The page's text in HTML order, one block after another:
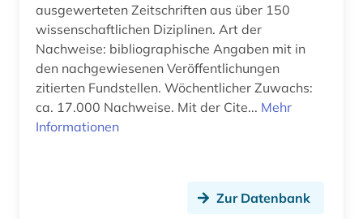
autorin (1)
außenpolitik (7)
außenwirtschaft (1)
ausgewerteten Zeitschriften aus über 150
wissenschaftlichen Diziplinen. Art der
Nachweise: bibliographische Angaben mit in
den nachgewiesenen Veröffentlichungen
zitierten Fundstellen. Wöchentlicher Zuwachs:
ca. 17.000 Nachweise. Mit der Cite... Mehr
Informationen
Zur Datenbank